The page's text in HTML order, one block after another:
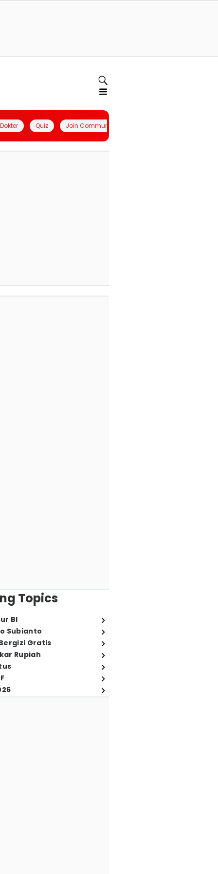
Quiz Join Community
Topics
BI
Subianto
Gratis
Rupiah